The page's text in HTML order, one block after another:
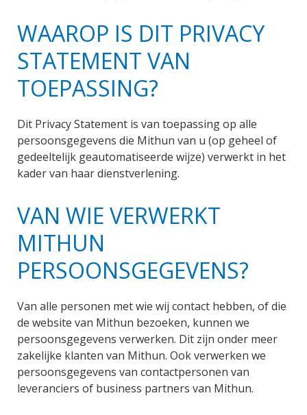
WAAROP IS DIT PRIVACY
STATEMENT VAN
TOEPASSING?
Dit Privacy Statement is van toepassing op alle
persoonsgegevens die Mithun van u (op geheel of
gedeeltelijk geautomatiseerde wijze) verwerkt in het
kader van haar dienstverlening.
VAN WIE VERWERKT
MITHUN
PERSOONSGEGEVENS?
Van alle personen met wie wij contact hebben, of die
de website van Mithun bezoeken, kunnen we
persoonsgegevens verwerken. Dit zijn onder meer
zakelijke klanten van Mithun. Ook verwerken we
persoonsgegevens van contactpersonen van
leveranciers of business partners van Mithun.